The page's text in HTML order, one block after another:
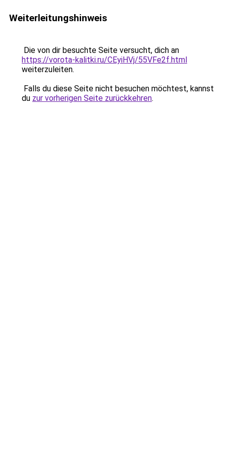
Weiterleitungshinweis
Die von dir besuchte Seite versucht, dich an
https://vorota-kalitki.ru/CEyiHVj/55VFe2f.html
weiterzuleiten.
Falls du diese Seite nicht besuchen möchtest, kannst
du zur vorherigen Seite zurückkehren.